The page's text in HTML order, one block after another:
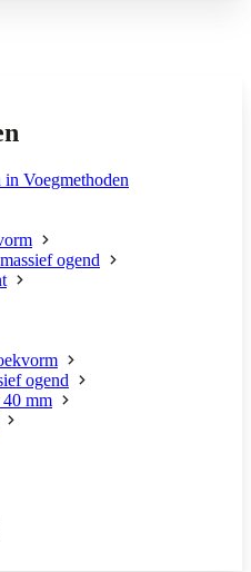
Voegmethoden
ogend
ogend
mm